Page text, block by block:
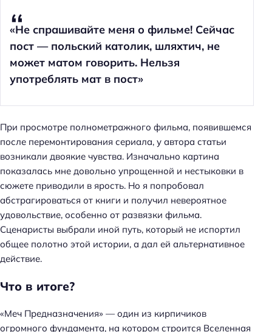
«Не спрашивайте меня о фильме! Сейчас
пост — польский католик, шляхтич, не
может матом говорить. Нельзя
употреблять мат в пост»
При просмотре полнометражного фильма, появившемся
после перемонтирования сериала, у автора статьи
возникали двоякие чувства. Изначально картина
показалась мне довольно упрощенной и нестыковки в
сюжете приводили в ярость. Но я попробовал
абстрагироваться от книги и получил невероятное
удовольствие, особенно от развязки фильма.
Сценаристы выбрали иной путь, который не испортил
общее полотно этой истории, а дал ей альтернативное
действие.
Что в итоге?
«Меч Предназначения» — один из кирпичиков
огромного фундамента, на котором строится Вселенная